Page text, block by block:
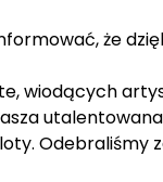
że
wiodących
Odebraliśmy